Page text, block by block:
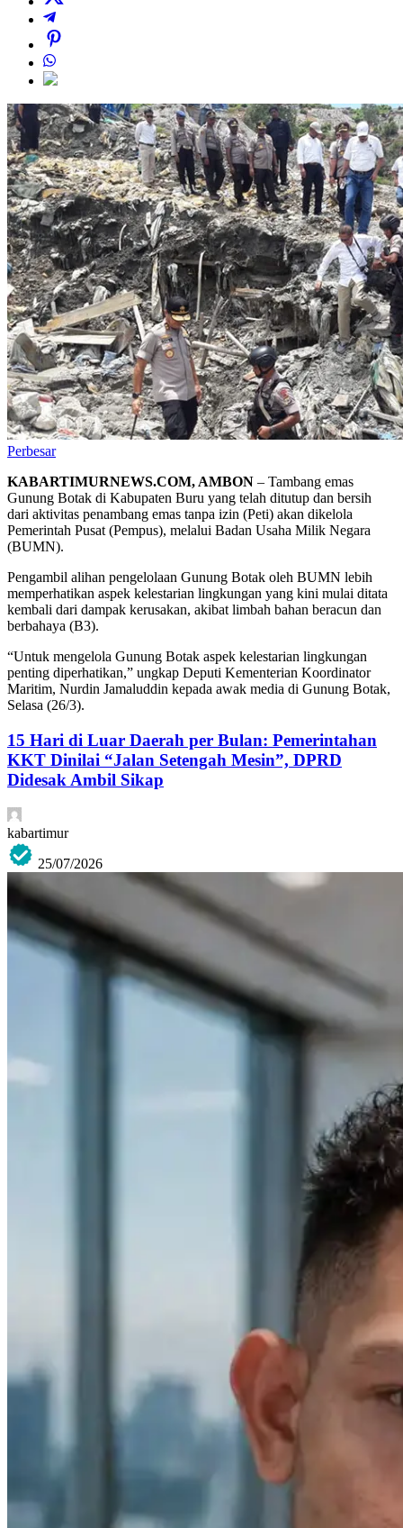
Perbesar
KABARTIMURNEWS.COM, AMBON – Tambang emas
Gunung Botak di Kabupaten Buru yang telah ditutup dan bersih
dari aktivitas penambang emas tanpa izin (Peti) akan dikelola
Pemerintah Pusat (Pempus), melalui Badan Usaha Milik Negara
(BUMN).
Pengambil alihan pengelolaan Gunung Botak oleh BUMN lebih
memperhatikan aspek kelestarian lingkungan yang kini mulai ditata
kembali dari dampak kerusakan, akibat limbah bahan beracun dan
berbahaya (B3).
“Untuk mengelola Gunung Botak aspek kelestarian lingkungan
penting diperhatikan,” ungkap Deputi Kementerian Koordinator
Maritim, Nurdin Jamaluddin kepada awak media di Gunung Botak,
Selasa (26/3).
15 Hari di Luar Daerah per Bulan: Pemerintahan
KKT Dinilai “Jalan Setengah Mesin”, DPRD
Didesak Ambil Sikap
kabartimur
25/07/2026